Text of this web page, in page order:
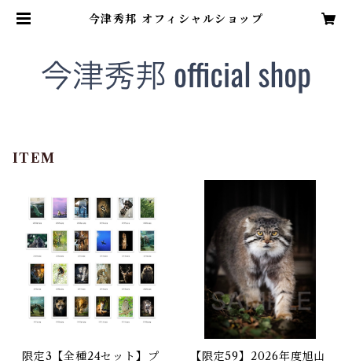
今津秀邦 オフィシャルショップ
ITEM
限定3【全種24セット】プ
【限定59】2026年度旭山